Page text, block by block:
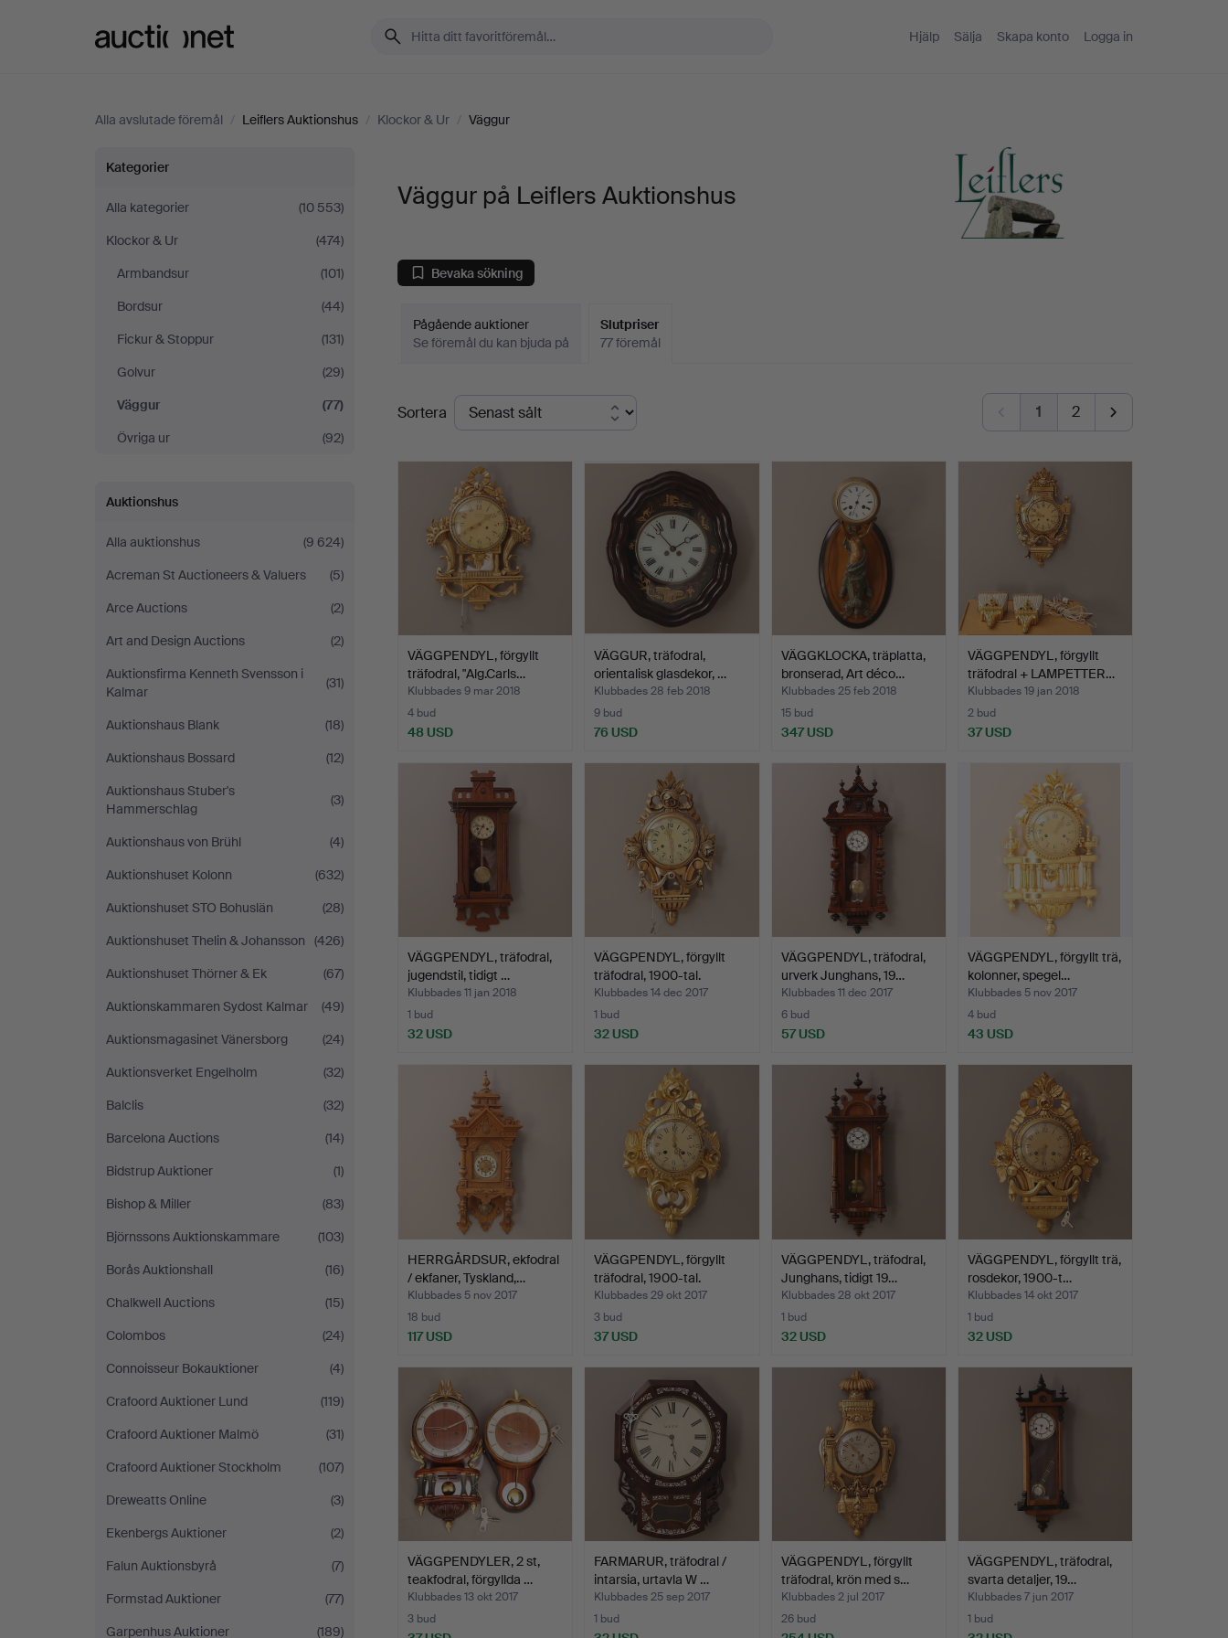
Hjälp Sälja Skapa konto Logga in
Alla avslutade föremål / Leiflers Auktionshus / Klockor & Ur / Väggur
Väggur
på
Leiflers
Auktionshus
Kategorier
Alla kategorier
(10 553)
Klockor & Ur
(474)
Armbandsur
(101)
Bordsur
(44)
Fickur & Stoppur
(131)
Golvur
(29)
Väggur
(77)
Övriga ur
(92)
Auktionshus
Alla auktionshus
(9 624)
Acreman St Auctioneers & Valuers
(5)
Arce Auctions
(2)
Art and Design Auctions
(2)
Auktionsfirma Kenneth Svensson i
Kalmar
(31)
Auktionshaus Blank
(18)
Auktionshaus Bossard
(12)
Auktionshaus Stuber's
Hammerschlag
(3)
Auktionshaus von Brühl
(4)
Auktionshuset Kolonn
(632)
Auktionshuset STO Bohuslän
(28)
Auktionshuset Thelin & Johansson
(426)
Auktionshuset Thörner & Ek
(67)
Auktionskammaren Sydost Kalmar
(49)
Auktionsmagasinet Vänersborg
(24)
Auktionsverket Engelholm
(32)
Balclis
(32)
Barcelona Auctions
(14)
Bidstrup Auktioner
(1)
Bishop & Miller
(83)
Björnssons Auktionskammare
(103)
Borås Auktionshall
(16)
Chalkwell Auctions
(15)
Colombos
(24)
Connoisseur Bokauktioner
(4)
Crafoord Auktioner Lund
(119)
Crafoord Auktioner Malmö
(31)
Crafoord Auktioner Stockholm
(107)
Dreweatts Online
(3)
Ekenbergs Auktioner
(2)
Falun Auktionsbyrå
(7)
Formstad Auktioner
(77)
Garpenhus Auktioner
(189)
Väggur på Leiflers Auktionshus
Bevaka sökning
Pågående auktioner
Se föremål du kan bjuda på
Slutpriser
77 föremål
Slutpriser
Sortera 1 2
VÄGGPENDYL, förgyllt
träfodral, "Alg.Carls…
Klubbades 9 mar 2018
4 bud
48 USD
VÄGGUR, träfodral,
orientalisk glasdekor, …
Klubbades 28 feb 2018
9 bud
76 USD
VÄGGKLOCKA, träplatta,
bronserad, Art déco…
Klubbades 25 feb 2018
15 bud
347 USD
VÄGGPENDYL, förgyllt
träfodral + LAMPETTER…
Klubbades 19 jan 2018
2 bud
37 USD
VÄGGPENDYL, träfodral,
jugendstil, tidigt …
Klubbades 11 jan 2018
1 bud
32 USD
VÄGGPENDYL, förgyllt
träfodral, 1900-tal.
Klubbades 14 dec 2017
1 bud
32 USD
VÄGGPENDYL, träfodral,
urverk Junghans, 19…
Klubbades 11 dec 2017
6 bud
57 USD
VÄGGPENDYL, förgyllt trä,
kolonner, spegel…
Klubbades 5 nov 2017
4 bud
43 USD
HERRGÅRDSUR, ekfodral
/ ekfaner, Tyskland,…
Klubbades 5 nov 2017
18 bud
117 USD
VÄGGPENDYL, förgyllt
träfodral, 1900-tal.
Klubbades 29 okt 2017
3 bud
37 USD
VÄGGPENDYL, träfodral,
Junghans, tidigt 19…
Klubbades 28 okt 2017
1 bud
32 USD
VÄGGPENDYL, förgyllt trä,
rosdekor, 1900-t…
Klubbades 14 okt 2017
1 bud
32 USD
VÄGGPENDYLER, 2 st,
teakfodral, förgyllda …
Klubbades 13 okt 2017
3 bud
FARMARUR, träfodral /
intarsia, urtavla W …
Klubbades 25 sep 2017
1 bud
VÄGGPENDYL, förgyllt
träfodral, krön med s…
Klubbades 2 jul 2017
26 bud
VÄGGPENDYL, träfodral,
svarta detaljer, 19…
Klubbades 7 jun 2017
1 bud